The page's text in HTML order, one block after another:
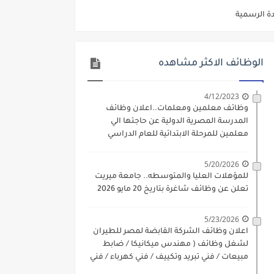
الرسمية
/ تجارة / حقوق / زراعة / تربية / اداب / خدمة اجتماعية
9 يوليو 2026
والاوراق المطلوبة وكيفية التقديم
فني كهرباء / فني غلايات / فني غازات / فني سباك )
مادتي "الدراسات الاجتماعية" و"اللغة الإنجليزية"
والتقديم حتي 17 يونيو 2026
الوظائف الاكثر مشاهده
4/12/2023
وظائف معلمين ومعلمات..اعلان وظائف
المدرسة المصرية الدولية عن حاجتها الي
معلمين للمرحلة الابتدائية للعام الدراسي
5/20/2026
للمؤهلات العليا والمتوسطه.. جامعة ميريت
تعلن عن وظائف شاغرة بتاريخ 20 مايو 2026
5/23/2026
اعلان وظائف الشركة القابضة لمصر للطيران
لشغل وظائف ( مهندس ميكانيكا / ضابط
مبيعات / فني تبريد وتكييف / فني كهرباء / فني